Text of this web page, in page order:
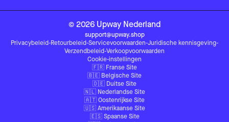
© 2026 Upway Nederland
support@upway.shop
Privacybeleid-Retourbeleid-Servicevoorwaarden-Juridische kennisgeving-
Verzendbeleid-Verkoopvoorwaarden
Cookie-instellingen
🇫🇷 Franse Site
🇧🇪 Belgische Site
🇩🇪 Duitse Site
🇳🇱 Nederlandse Site
🇦🇹 Oostenrijkse Site
🇺🇸 Amerikaanse Site
🇪🇸 Spaanse Site